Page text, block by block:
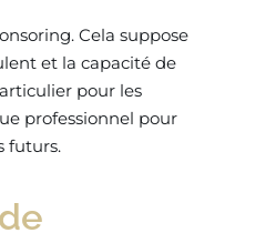
Cela suppose
et la capacité de
pour les
professionnel pour
futurs.